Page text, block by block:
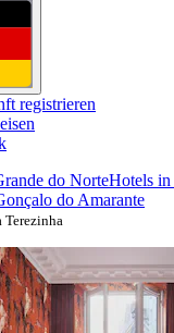
registrieren
do NorteHotels
do Amarante
Terezinha